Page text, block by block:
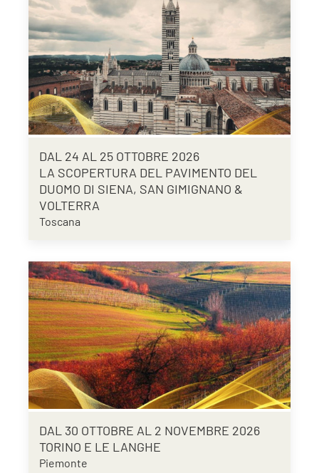
DAL 24 AL 25 OTTOBRE 2026
LA SCOPERTURA DEL PAVIMENTO DEL
DUOMO DI SIENA, SAN GIMIGNANO &
VOLTERRA
Toscana
DAL 30 OTTOBRE AL 2 NOVEMBRE 2026
TORINO E LE LANGHE
Piemonte